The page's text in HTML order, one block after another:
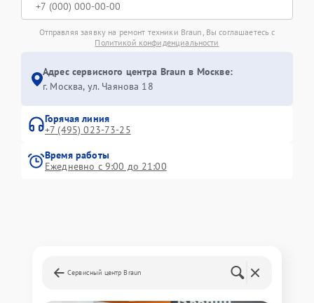
Отправляя заявку на ремонт техники Braun, Вы соглашаетесь с
Политикой конфиденциальности
Адрес сервисного центра Braun в Москве:
г. Москва, ул. Чаянова 18
Горячая линия
+7 (495) 023-73-25
Время работы
Ежедневно с 9:00 до 21:00
Сервисный центр Braun